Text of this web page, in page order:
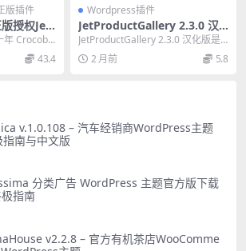
版插件
授权Jet
年 Crocoblo
款强...
43.4
Wordpress插件
JetProductGallery 2.3.0 汉
化版：WooCommerce产品
展示画廊必备插件
JetProductGallery 2.3.0 汉化版是
WooCommerce产...
2 月前 5.8
v.1.0.108 – 汽车经销商WordPress主题
指南与中文版
分类广告 WordPress 主题官方版下载
指南
v2.2.8 – 官方有机茶店WooComme